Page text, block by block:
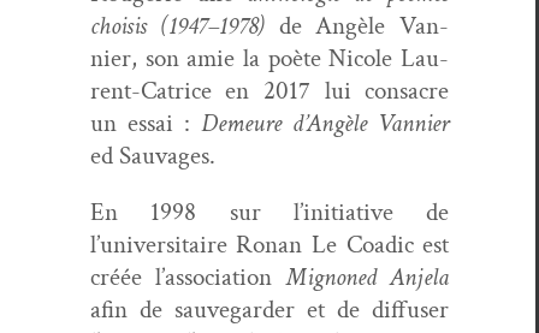
choi­sis (1947–1978)de Angèle Van­
nier, son amie la poète Nicole Lau­
rent-Catrice en 2017 lui con­sacre
un essai : Demeure d’Angèle Van­nier
ed Sauvages.
En 1998 sur l’initiative de
l’universitaire Ronan Le Coad­ic est
créée l’associationMignoned Anjela
afin de sauve­g­arder et de dif­fuser